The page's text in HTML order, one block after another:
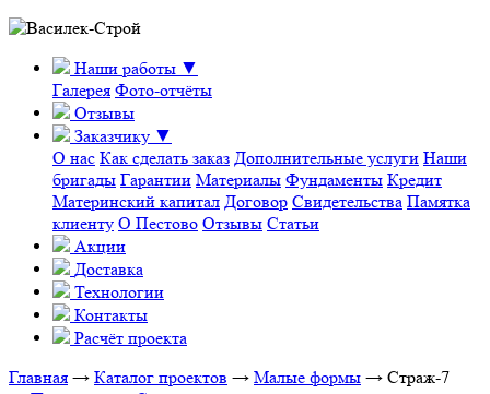
Наши работы ▼
Галерея Фото-отчёты
Отзывы
Заказчику ▼
О нас Как сделать заказ Дополнительные услуги Наши
бригады Гарантии Материалы Фундаменты Кредит
Материнский капитал Договор Свидетельства Памятка
клиенту О Пестово Отзывы Статьи
Акции
Доставка
Технологии
Контакты
Расчёт проекта
Главная → Каталог проектов → Малые формы → Страж-7